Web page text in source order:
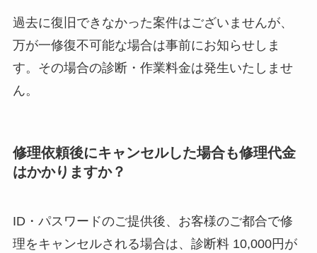
過去に復旧できなかった案件はございませんが、
万が一修復不可能な場合は事前にお知らせしま
す。その場合の診断・作業料金は発生いたしませ
ん。
修理依頼後にキャンセルした場合も修理代金
はかかりますか？
ID・パスワードのご提供後、お客様のご都合で修
理をキャンセルされる場合は、診断料 10,000円が